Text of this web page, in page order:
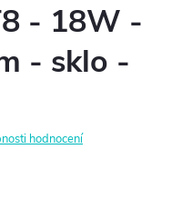
- 18W -
- sklo -
hodnocení